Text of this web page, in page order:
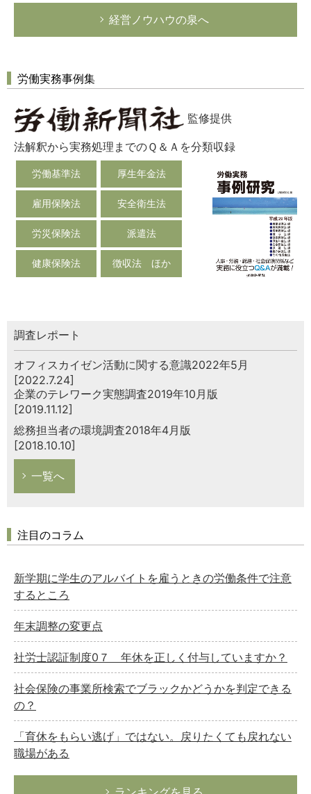
経営ノウハウの泉へ
労働実務事例集
監修提供
法解釈から実務処理までのＱ＆Ａを分類収録
労働基準法 厚生年金法
雇用保険法 安全衛生法
労災保険法 派遣法
健康保険法 徴収法 ほか
調査レポート
オフィスカイゼン活動に関する意識2022年5月
[2022.7.24]
企業のテレワーク実態調査2019年10月版
[2019.11.12]
総務担当者の環境調査2018年4月版
[2018.10.10]
一覧へ
注目のコラム
新学期に学生のアルバイトを雇うときの労働条件で注意
するところ
年末調整の変更点
社労士認証制度0７ 年休を正しく付与していますか？
社会保険の事業所検索でブラックかどうかを判定できる
の？
「育休をもらい逃げ」ではない。戻りたくても戻れない
職場がある